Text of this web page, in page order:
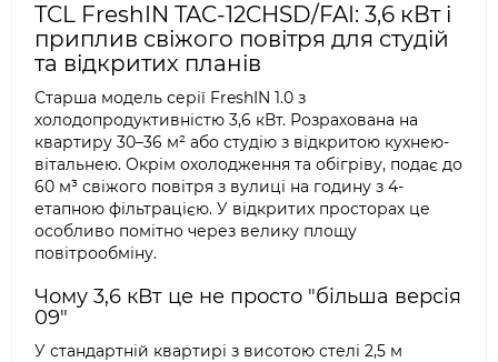
TCL FreshIN TAC-12CHSD/FAI: 3,6 кВт і
приплив свіжого повітря для студій
та відкритих планів
Старша модель серії FreshIN 1.0 з
холодопродуктивністю 3,6 кВт. Розрахована на
квартиру 30–36 м² або студію з відкритою кухнею-
вітальнею. Окрім охолодження та обігріву, подає до
60 м³ свіжого повітря з вулиці на годину з 4-
етапною фільтрацією. У відкритих просторах це
особливо помітно через велику площу
повітрообміну.
Чому 3,6 кВт це не просто "більша версія
09"
У стандартній квартирі з висотою стелі 2,5 м